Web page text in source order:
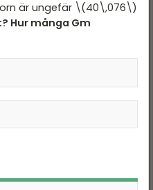
är ungefär \(40\,076\)
Hur många Gm
Aritmetik
Geometri
Statistik och sannolikhet
HÖGSKOLEPROV
KUL MED MATTE